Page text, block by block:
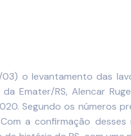
o levantamento das
Emater/RS, Alencar
Segundo os números
a confirmação desses